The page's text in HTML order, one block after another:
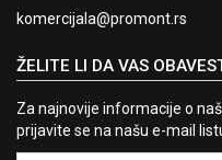
komercijala@promont.rs
ŽELITE LI DA VAS
Za najnovije informacije o
prijavite se na našu e-mail